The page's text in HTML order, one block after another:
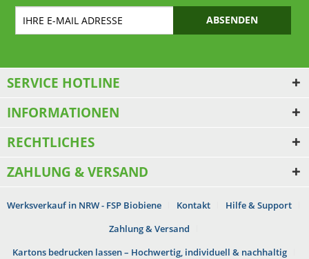
ABSENDEN
SERVICE HOTLINE
INFORMATIONEN
RECHTLICHES
ZAHLUNG & VERSAND
Werksverkauf in NRW - FSP Biobiene Kontakt
Hilfe & Support
Zahlung & Versand
Kartons bedrucken lassen – Hochwertig, individuell & nachhaltig